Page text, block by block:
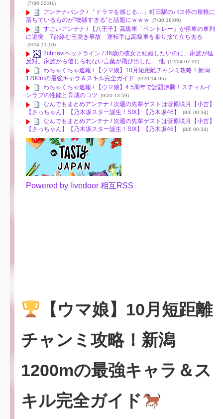
(7/30 22:01)
アンテナバンク / 「ドラマを感じる…」町田駅のバス停の屋根に
落ちているものが“物騒すぎる”と話題にｗｗｗ
(7/30 18:09)
すごいアンテナ / 【八王子】高級車「ベントレー」が停車の車列
に追突 7台絡む玉突き事故 運転手は高級車を乗り捨て立ち去る
(3/24 11:10)
2chnaviヘッドライン / 36歳の彼女と結婚したいのに、家族が猛
反対。家族から信じられない言葉が飛び出した… 他 (12/24 07:00)
わちゃくちゃ速報 / 【ウマ娘】10月短距離チャンミ攻略！新潟
1200mの最強キャラ＆スキル完全ガイド
(9/20 14:05)
わちゃくちゃ速報 / 【ウマ娘】4.5周年で話題沸騰！スティルイ
ンラブの性能と育成のコツ
(9/20 13:59)
なんでもまとめアンテナ / 次週の先輩ゲストは菅原咲月【小吉】
【さっちゃん】【乃木坂スター誕生！SIX】【乃木坂46】
(8/6 00:34)
なんでもまとめアンテナ / 次週の先輩ゲストは菅原咲月【小吉】
【さっちゃん】【乃木坂スター誕生！SIX】【乃木坂46】
(8/6 00:34)
Powered by livedoor 相互RSS
【ウマ娘】10月短距離
チャンミ攻略！新潟
1200mの最強キャラ＆ス
キル完全ガイド